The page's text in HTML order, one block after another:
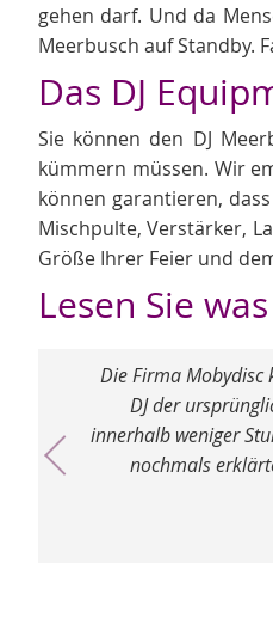
gehen darf. Und da
Meerbusch auf Standby.
Das DJ
Sie können den DJ
kümmern müssen. Wir
können garantieren,
Mischpulte, Verstärker,
Größe Ihrer Feier und
Lesen Sie
Die Firma Mobydisc
DJ der
innerhalb weniger
nochmals